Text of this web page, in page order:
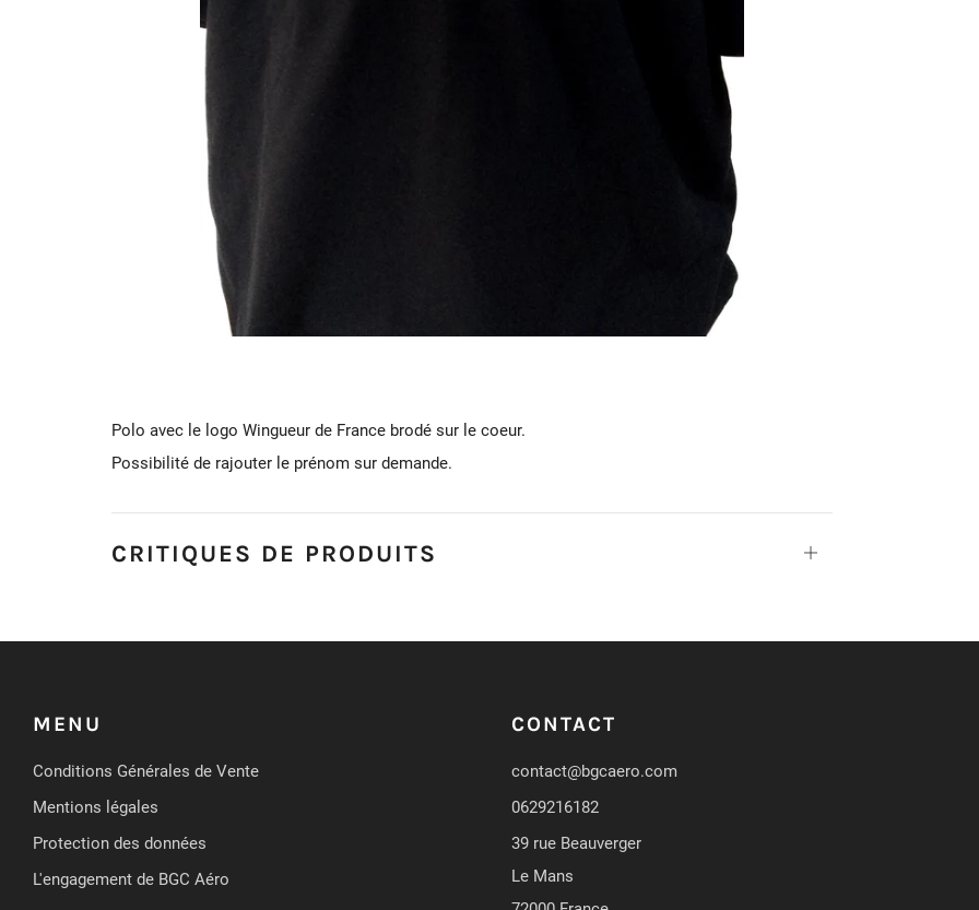
Polo avec le logo Wingueur de France brodé sur le coeur.
Possibilité de rajouter le prénom sur demande.
CRITIQUES DE PRODUITS Ouvrir
MENU
Conditions Générales de Vente
Mentions légales
Protection des données
L'engagement de BGC Aéro
CONTACT
contact@bgcaero.com
0629216182
39 rue Beauverger
Le Mans